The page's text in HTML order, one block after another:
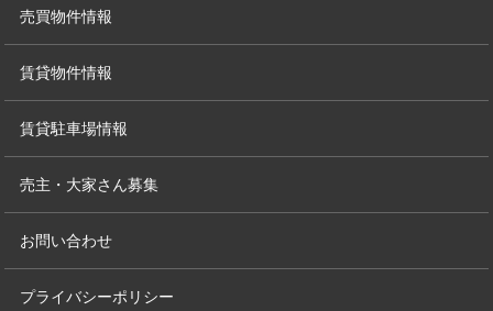
売買物件情報
賃貸物件情報
賃貸駐車場情報
売主・大家さん募集
お問い合わせ
プライバシーポリシー